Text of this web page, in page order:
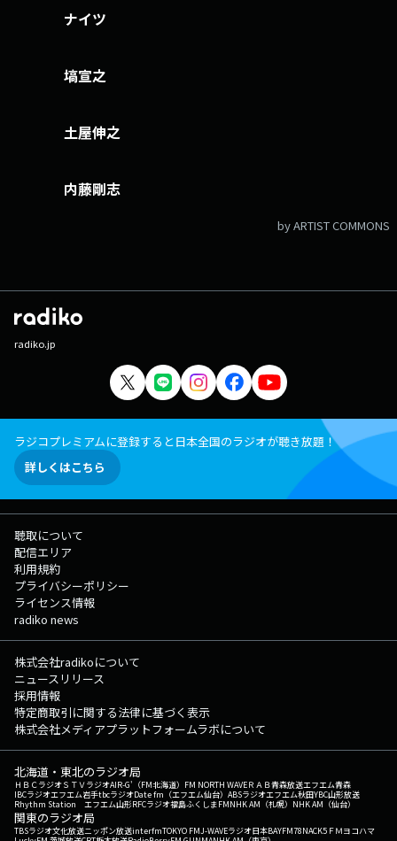
ナイツ
塙宣之
土屋伸之
内藤剛志
by ARTIST COMMONS
radiko.jp
ラジコプレミアムに登録すると日本全国のラジオが聴き放題！
詳しくはこちら
聴取について
配信エリア
利用規約
プライバシーポリシー
ライセンス情報
radiko news
株式会社radikoについて
ニュースリリース
採用情報
特定商取引に関する法律に基づく表示
株式会社メディアプラットフォームラボについて
北海道・東北のラジオ局
ＨＢＣラジオＳＴＶラジオAIR-G'（FM北海道） FM NORTH WAVEＲＡＢ青森放送エフエム青森
IBCラジオエフエム岩手tbcラジオDate fm（エフエム仙台） ABSラジオエフエム秋田YBC山形放送
Rhythm Station エフエム山形RFCラジオ福島ふくしまFMNHK AM（札幌） NHK AM（仙台）
関東のラジオ局
TBSラジオ文化放送ニッポン放送interfmTOKYO FMJ-WAVEラジオ日本BAYFM78NACK5 ＦＭヨコハマ